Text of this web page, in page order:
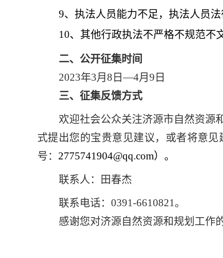
9、执法人员能力不足，执法人员
10、其他行政执法不严格不规范不
二、公开征集时间
2023年3月8日—4月9日
三、征集反馈方式
欢迎社会公众关注济源市自然资源
式提出您的宝贵意见建议，或者将意
号： 2775741904@qq.com）。
联系人：田春杰
联系电话：0391-6610821。
感谢您对济源自然资源和规划工作